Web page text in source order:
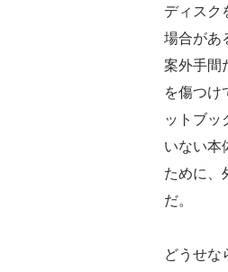
ディスク
場合があ
案外手間
を傷つけ
ットブッ
いない本
ために、
だ。
どうせな